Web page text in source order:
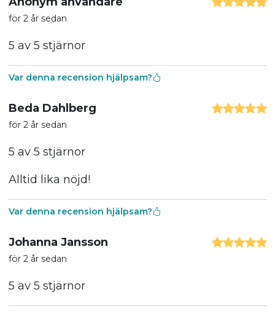
för 2 år sedan
5 av 5 stjärnor
Var denna recension hjälpsam?
Beda Dahlberg
för 2 år sedan
5 av 5 stjärnor
Alltid lika nöjd!
Var denna recension hjälpsam?
Johanna Jansson
för 2 år sedan
5 av 5 stjärnor